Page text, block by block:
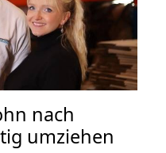
nach
umziehen